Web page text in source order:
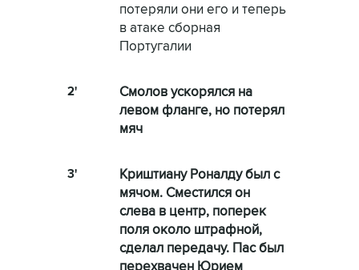
потеряли они его и теперь
в атаке сборная
Португалии
2'
Смолов ускорялся на
левом фланге, но потерял
мяч
3'
Криштиану Роналду был с
мячом. Сместился он
слева в центр, поперек
поля около штрафной,
сделал передачу. Пас был
перехвачен Юрием